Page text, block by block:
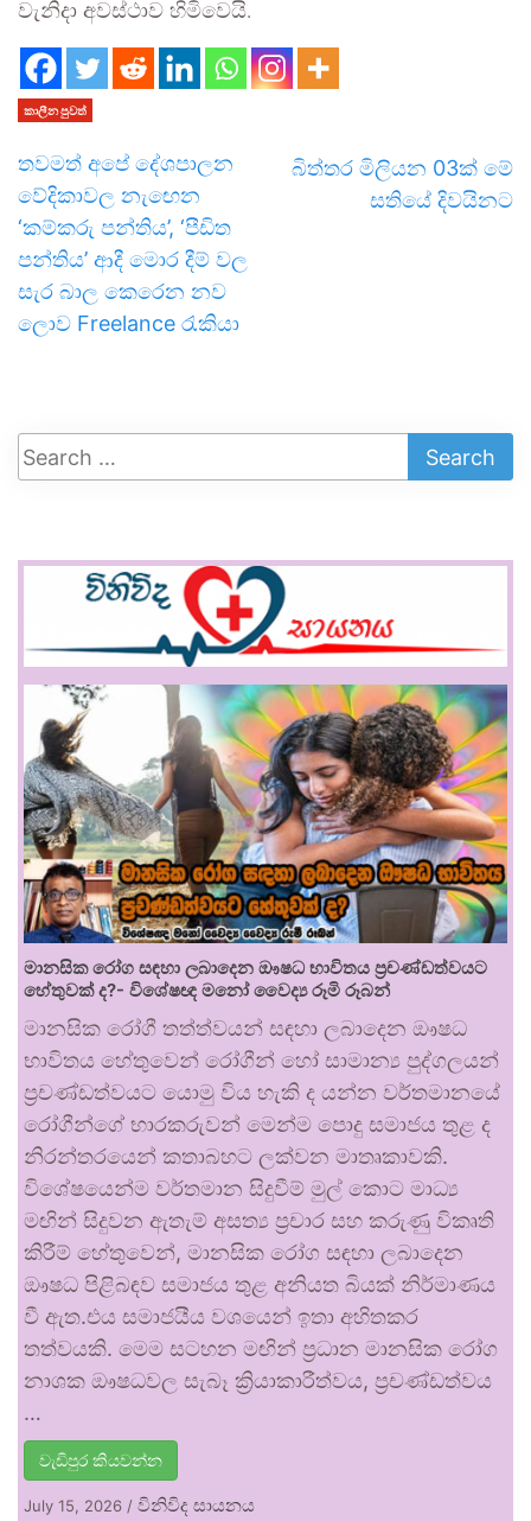
වැනිදා අවස්ථාව හිමිවෙයි.
කාලීන පුවත්
තවමත් අපේ දේශපාලන
වේදිකාවල නැඟෙන
‘කම්කරු පන්තිය’, ‘පීඩිත
පන්තිය’ ආදී මොර දීම් වල
සැර බාල කෙරෙන නව
ලොව Freelance රැකියා
බිත්තර මිලියන 03ක් මේ
සතියේ දිවයිනට
මානසික රෝග සඳහා ලබාදෙන ඖෂධ භාවිතය ප්‍රචණ්ඩත්වයට
හේතුවක් ද?- විශේෂඥ මනෝ වෛද්‍ය රූමි රූබන්
මානසික රෝගී තත්ත්වයන් සඳහා ලබාදෙන ඖෂධ
භාවිතය හේතුවෙන් රෝගීන් හෝ සාමාන්‍ය පුද්ගලයන්
ප්‍රචණ්ඩත්වයට යොමු විය හැකි ද යන්න වර්තමානයේ
රෝගීන්ගේ භාරකරුවන් මෙන්ම පොදු සමාජය තුළ ද
නිරන්තරයෙන් කතාබහට ලක්වන මාතෘකාවකි.
විශේෂයෙන්ම වර්තමාන සිදුවීම් මුල් කොට මාධ්‍ය
මඟින් සිදුවන ඇතැම් අසත්‍ය ප්‍රචාර සහ කරුණු විකෘති
කිරීම් හේතුවෙන්, මානසික රෝග සඳහා ලබාදෙන
ඖෂධ පිළිබඳව සමාජය තුළ අනියත බියක් නිර්මාණය
වී ඇත.එය සමාජයීය වශයෙන් ඉතා අහිතකර
තත්වයකි. මෙම සටහන මඟින් ප්‍රධාන මානසික රෝග
නාශක ඖෂධවල සැබෑ ක්‍රියාකාරීත්වය, ප්‍රචණ්ඩත්වය
…
වැඩිපුර කියවන්න
July 15, 2026 / විනිවිද සායනය